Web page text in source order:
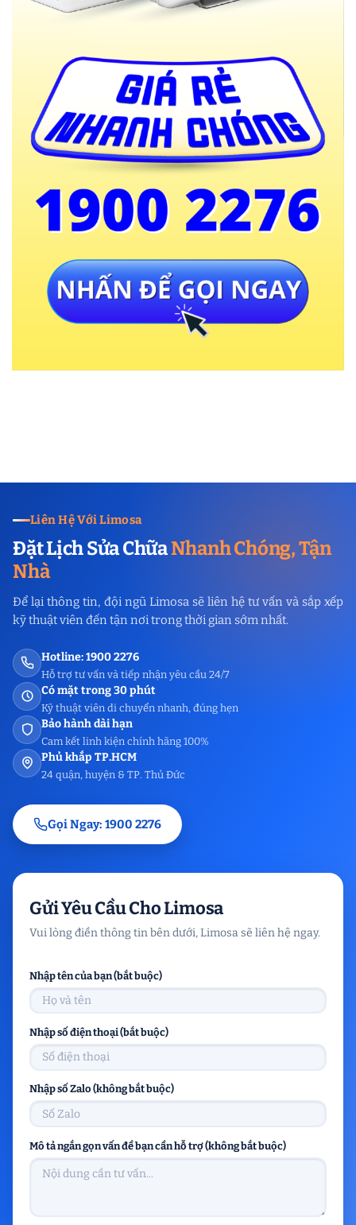
Liên Hệ Với Limosa
Đặt Lịch Sửa ChữaNhanh Chóng, Tận
Nhà
Để lại thông tin, đội ngũ Limosa sẽ liên hệ tư vấn và sắp xếp
kỹ thuật viên đến tận nơi trong thời gian sớm nhất.
Hotline: 1900 2276
Hỗ trợ tư vấn và tiếp nhận yêu cầu 24/7
Có mặt trong 30 phút
Kỹ thuật viên di chuyển nhanh, đúng hẹn
Bảo hành dài hạn
Cam kết linh kiện chính hãng 100%
Phủ khắp TP.HCM
24 quận, huyện & TP. Thủ Đức
Gọi Ngay: 1900 2276
Gửi Yêu Cầu Cho Limosa
Vui lòng điền thông tin bên dưới, Limosa sẽ liên hệ ngay.
Nhập tên của bạn (bắt buộc)
Nhập số điện thoại (bắt buộc)
Nhập số Zalo (không bắt buộc)
Mô tả ngắn gọn vấn đề bạn cần hỗ trợ (không bắt buộc)